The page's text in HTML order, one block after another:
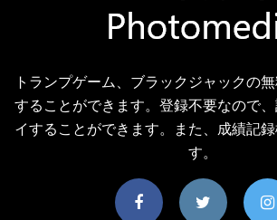
トランプゲーム、ブラックジャックの
することができます。登録不要なので
イすることができます。また、成績記
す。